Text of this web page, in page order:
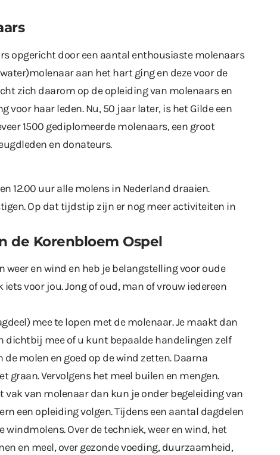
opgericht door een aantal enthousiaste molenaars
aan het hart ging en deze voor de
zich daarom op de opleiding van molenaars en
voor haar leden. Nu, 50 jaar later, is het Gilde een
1500 gediplomeerde molenaars, een groot
en donateurs.
12.00 uur alle molens in Nederland draaien.
Op dat tijdstip zijn er nog meer activiteiten in
de Korenbloem Ospel
weer en wind en heb je belangstelling voor oude
voor jou. Jong of oud, man of vrouw iedereen
mee te lopen met de molenaar. Je maakt dan
dichtbij mee of u kunt bepaalde handelingen zelf
molen en goed op de wind zetten. Daarna
graan. Vervolgens het meel builen en mengen.
van molenaar dan kun je onder begeleiding van
een opleiding volgen. Tijdens een aantal dagdelen
windmolens. Over de techniek, weer en wind, het
en meel, over gezonde voeding, duurzaamheid,